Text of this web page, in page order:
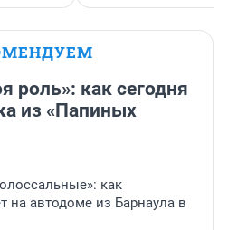
роль»: как сегодня
из «Папиных
как
на автодоме из Барнаула в